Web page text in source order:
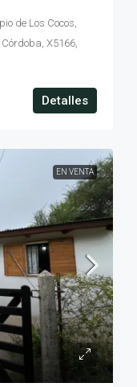
de Los Cocos,
X5166,
Detalles
EN VENTA